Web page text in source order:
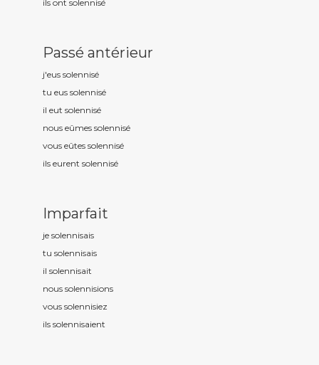
ils ont solennisé
Passé antérieur
j'eus solennisé
tu eus solennisé
il eut solennisé
nous eûmes solennisé
vous eûtes solennisé
ils eurent solennisé
Imparfait
je solennisais
tu solennisais
il solennisait
nous solennisions
vous solennisiez
ils solennisaient